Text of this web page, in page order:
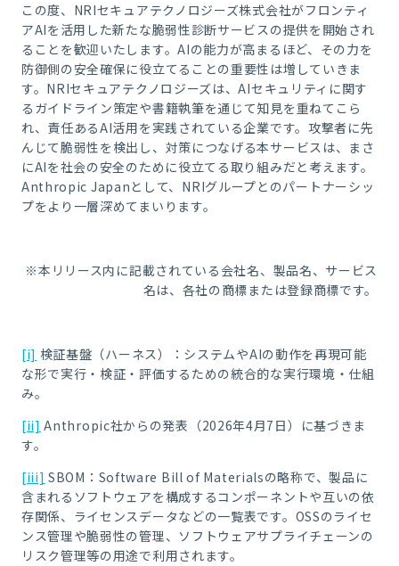
この度、NRIセキュアテクノロジーズ株式会社がフロンティ
アAIを活用した新たな脆弱性診断サービスの提供を開始され
ることを歓迎いたします。AIの能力が高まるほど、その力を
防御側の安全確保に役立てることの重要性は増していきま
す。NRIセキュアテクノロジーズは、AIセキュリティに関す
るガイドライン策定や書籍執筆を通じて知見を重ねてこら
れ、責任あるAI活用を実践されている企業です。攻撃者に先
んじて脆弱性を検出し、対策につなげる本サービスは、まさ
にAIを社会の安全のために役立てる取り組みだと考えます。
Anthropic Japanとして、NRIグループとのパートナーシッ
プをより一層深めてまいります。
※本リリース内に記載されている会社名、製品名、サービス
名は、各社の商標または登録商標です。
[i] 検証基盤（ハーネス）：システムやAIの動作を再現可能
な形で実行・検証・評価するための統合的な実行環境・仕組
み。
[ii] Anthropic社からの発表（2026年4月7日）に基づきま
す。
[iii] SBOM：Software Bill of Materialsの略称で、製品に
含まれるソフトウェアを構成するコンポーネントや互いの依
存関係、ライセンスデータなどの一覧表です。OSSのライセ
ンス管理や脆弱性の管理、ソフトウェアサプライチェーンの
リスク管理等の用途で利用されます。